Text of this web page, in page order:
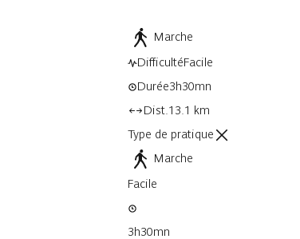
Marche
DifficultéFacile
Durée3h30mn
Dist.13.1 km
Type de pratique
Marche
Facile
3h30mn